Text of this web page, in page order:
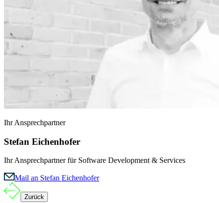
Ihr Ansprechpartner
Stefan Eichenhofer
Ihr Ansprechpartner für Software Development & Services
Mail an Stefan Eichenhofer
Zurück